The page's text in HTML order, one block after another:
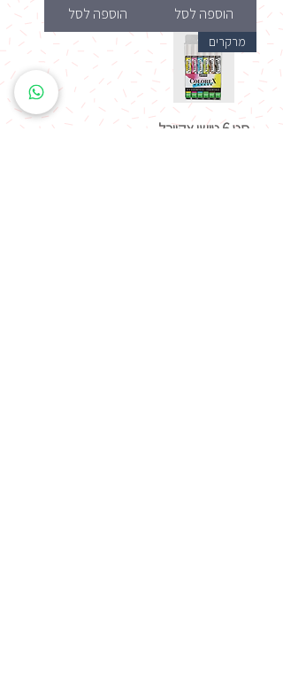
הוספה לסל הוספה לסל
מרקרים
סט 6 טושי אקוורל